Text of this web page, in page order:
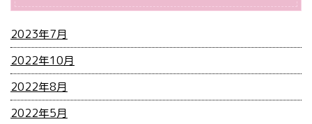
2023年7月
2022年10月
2022年8月
2022年5月